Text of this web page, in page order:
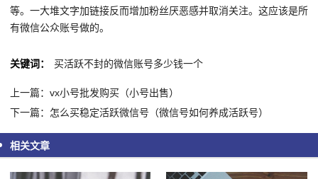
等。一大堆文字加链接反而增加粉丝厌恶感并取消关注。这应该是所
有微信公众账号做的。
关键词： 买活跃不封的微信账号多少钱一个
上一篇：vx小号批发购买（小号出售）
下一篇：怎么买稳定活跃微信号（微信号如何养成活跃号）
相关文章